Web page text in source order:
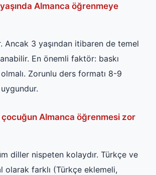
Almanca öğrenmeye
Ancak 3 yaşından itibaren de temel
En önemli faktör: baskı
Zorunlu ders formatı 8-9
Almanca öğrenmesi zor
diller nispeten kolaydır. Türkçe ve
olarak farklı (Türkçe eklemeli,